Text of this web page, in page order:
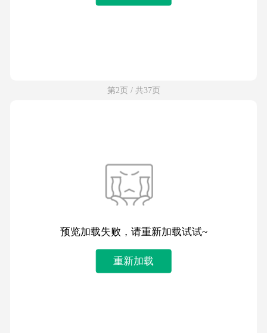
第2页 / 共37页
预览加载失败，请重新加载试试~
重新加载